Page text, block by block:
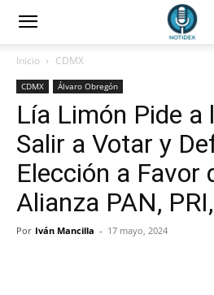
Inicio CDMX
CDMX Álvaro Obregón
Lía Limón Pide a
Salir a Votar y
Elección a Favor
Alianza PAN,
Por Iván Mancilla - 17 mayo, 2024